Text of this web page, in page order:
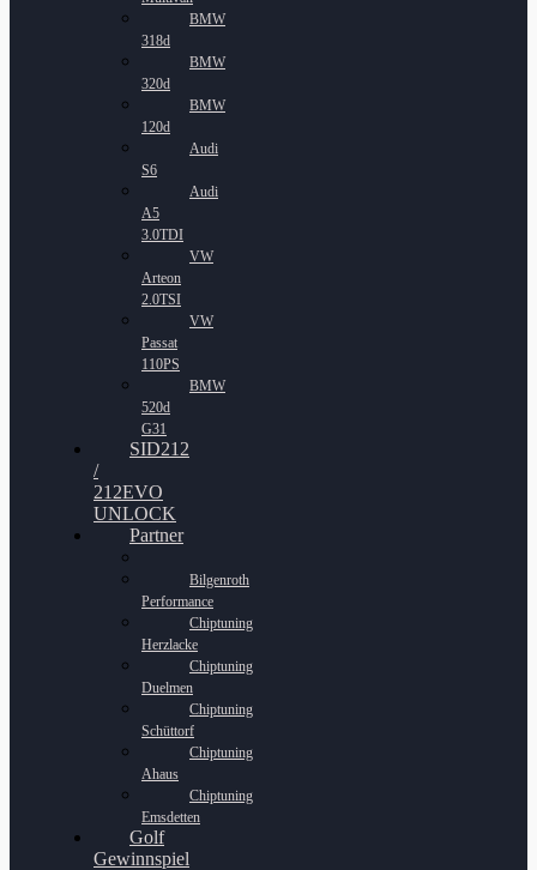
BMW
318d
BMW
320d
BMW
120d
Audi
S6
Audi
A5
3.0TDI
VW
Arteon
2.0TSI
VW
Passat
110PS
BMW
520d
G31
SID212
/
212EVO
UNLOCK
Partner
Bilgenroth
Performance
Chiptuning
Herzlacke
Chiptuning
Duelmen
Chiptuning
Schüttorf
Chiptuning
Ahaus
Chiptuning
Emsdetten
Golf
Gewinnspiel